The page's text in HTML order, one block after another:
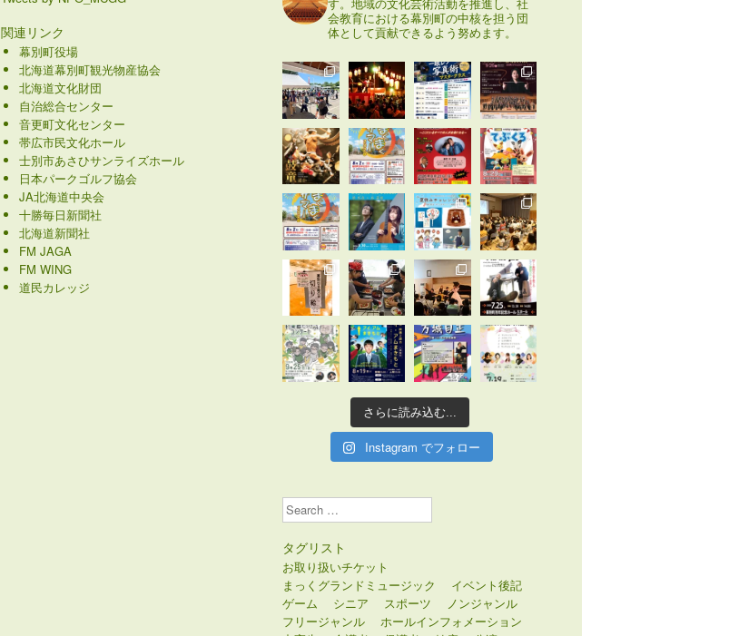
関連リンク
幕別町役場
北海道幕別町観光物産協会
北海道文化財団
自治総合センター
音更町文化センター
帯広市民文化ホール
士別市あさひサンライズホール
日本パークゴルフ協会
JA北海道中央会
十勝毎日新聞社
北海道新聞社
FM JAGA
FM WING
道民カレッジ
す。地域の文化芸術活動を推進し、社
会教育における幕別町の中核を担う団
体として貢献できるよう努めます。
さらに読み込む...
Instagram でフォロー
Search
タグリスト
お取り扱いチケット
まっくグランドミュージック
イベント後記
ゲーム
シニア スポーツ
ノンジャンル
フリージャンル
ホールインフォメーション